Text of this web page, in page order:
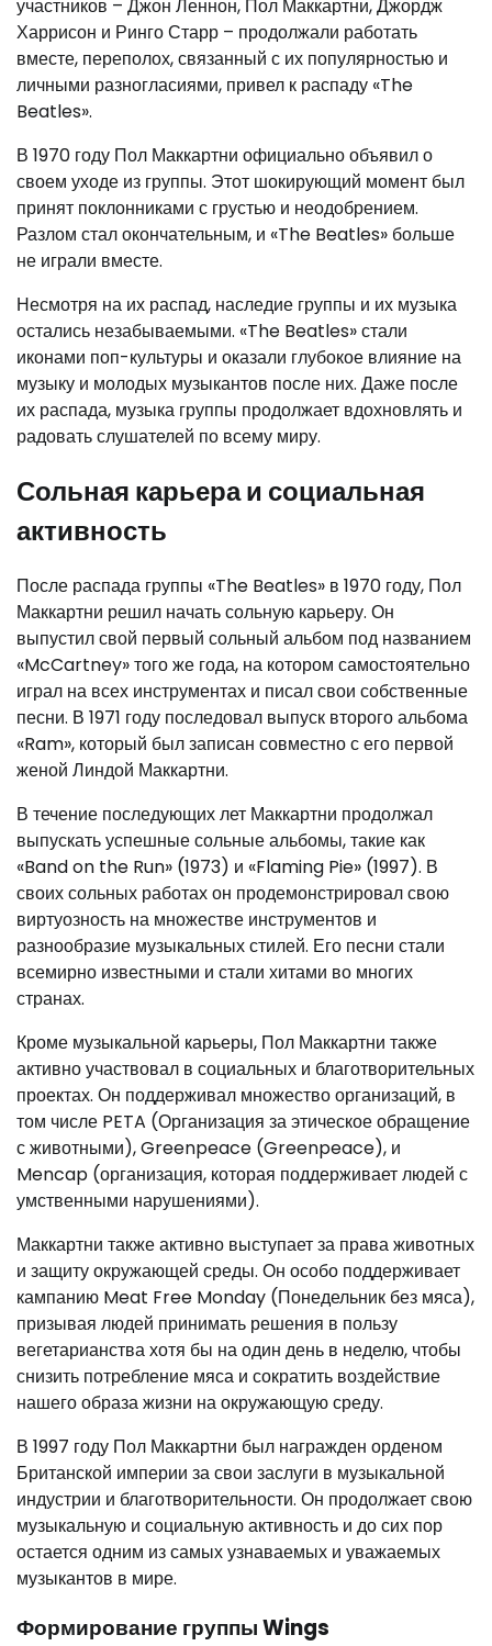
участников – Джон Леннон, Пол Маккартни, Джордж
Харрисон и Ринго Старр – продолжали работать
вместе, переполох, связанный с их популярностью и
личными разногласиями, привел к распаду «The
Beatles».
В 1970 году Пол Маккартни официально объявил о
своем уходе из группы. Этот шокирующий момент был
принят поклонниками с грустью и неодобрением.
Разлом стал окончательным, и «The Beatles» больше
не играли вместе.
Несмотря на их распад, наследие группы и их музыка
остались незабываемыми. «The Beatles» стали
иконами поп-культуры и оказали глубокое влияние на
музыку и молодых музыкантов после них. Даже после
их распада, музыка группы продолжает вдохновлять и
радовать слушателей по всему миру.
Сольная карьера и социальная
активность
После распада группы «The Beatles» в 1970 году, Пол
Маккартни решил начать сольную карьеру. Он
выпустил свой первый сольный альбом под названием
«McCartney» того же года, на котором самостоятельно
играл на всех инструментах и писал свои собственные
песни. В 1971 году последовал выпуск второго альбома
«Ram», который был записан совместно с его первой
женой Линдой Маккартни.
В течение последующих лет Маккартни продолжал
выпускать успешные сольные альбомы, такие как
«Band on the Run» (1973) и «Flaming Pie» (1997). В
своих сольных работах он продемонстрировал свою
виртуозность на множестве инструментов и
разнообразие музыкальных стилей. Его песни стали
всемирно известными и стали хитами во многих
странах.
Кроме музыкальной карьеры, Пол Маккартни также
активно участвовал в социальных и благотворительных
проектах. Он поддерживал множество организаций, в
том числе PETA (Организация за этическое обращение
с животными), Greenpeace (Greenpeace), и
Mencap (организация, которая поддерживает людей с
умственными нарушениями).
Маккартни также активно выступает за права животных
и защиту окружающей среды. Он особо поддерживает
кампанию Meat Free Monday (Понедельник без мяса),
призывая людей принимать решения в пользу
вегетарианства хотя бы на один день в неделю, чтобы
снизить потребление мяса и сократить воздействие
нашего образа жизни на окружающую среду.
В 1997 году Пол Маккартни был награжден орденом
Британской империи за свои заслуги в музыкальной
индустрии и благотворительности. Он продолжает свою
музыкальную и социальную активность и до сих пор
остается одним из самых узнаваемых и уважаемых
музыкантов в мире.
Формирование группы Wings